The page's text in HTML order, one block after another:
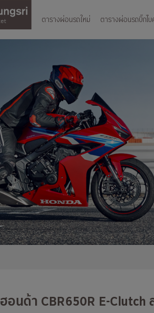
ตารางผ่อนรถใหม่ ตารางผ่อนรถบิ๊กไบ
ฮอนด้า CBR650R E-